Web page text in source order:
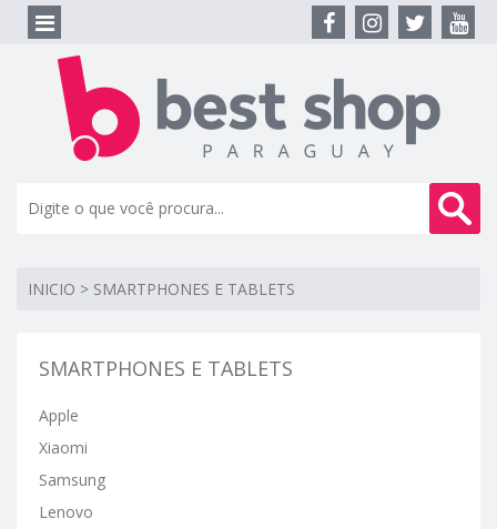
INICIO > SMARTPHONES E TABLETS
SMARTPHONES E TABLETS
Apple
Xiaomi
Samsung
Lenovo